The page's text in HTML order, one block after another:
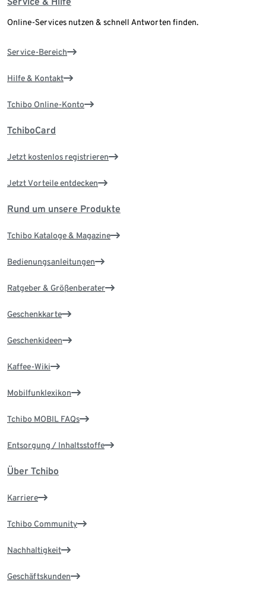
Online-Services nutzen & schnell Antworten finden.
Service-Bereich
Hilfe & Kontakt
Tchibo Online-Konto
TchiboCard
Jetzt kostenlos registrieren
Jetzt Vorteile entdecken
Rund um unsere Produkte
Tchibo Kataloge & Magazine
Bedienungsanleitungen
Ratgeber & Größenberater
Geschenkkarte
Geschenkideen
Kaffee-Wiki
Mobilfunklexikon
Tchibo MOBIL FAQs
Entsorgung / Inhaltsstoffe
Über Tchibo
Karriere
Tchibo Community
Nachhaltigkeit
Geschäftskunden